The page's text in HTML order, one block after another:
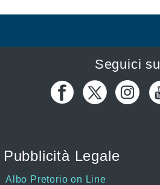
Pubblicità Legale
Albo Pretorio on Line
Seguici su